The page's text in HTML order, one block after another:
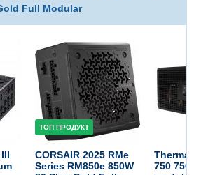
Full Modular
ТОП ПРОДУКТ
CORSAIR 2025 RMe
Series RM850e 850W
750